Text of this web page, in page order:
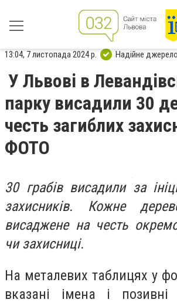
13:04, 7 листопада 2024 р. Надійне джерело
У Львові в
парку висадили 30
честь загиблих
ФОТО
30 грабів висадили за
захисників. Кожне
висаджене на честь
чи захисниці.
На металевих таблицях у
вказані імена і позивні